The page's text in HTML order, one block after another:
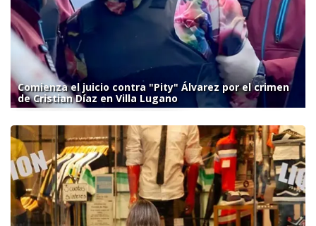
Comienza el juicio contra "Pity" Álvarez por el crimen
de Cristian Díaz en Villa Lugano